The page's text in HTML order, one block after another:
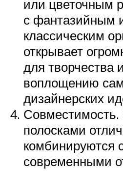
или цветочным
с фантазийным
классическим
открывает
для творчества
воплощению
дизайнерских
полосками
комбинируются
современными